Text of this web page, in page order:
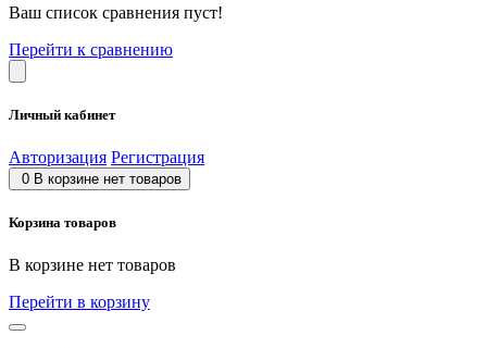
Ваш список сравнения пуст!
Перейти к сравнению
Личный кабинет
Авторизация Регистрация
0 В корзине нет товаров
Корзина товаров
В корзине нет товаров
Перейти в корзину